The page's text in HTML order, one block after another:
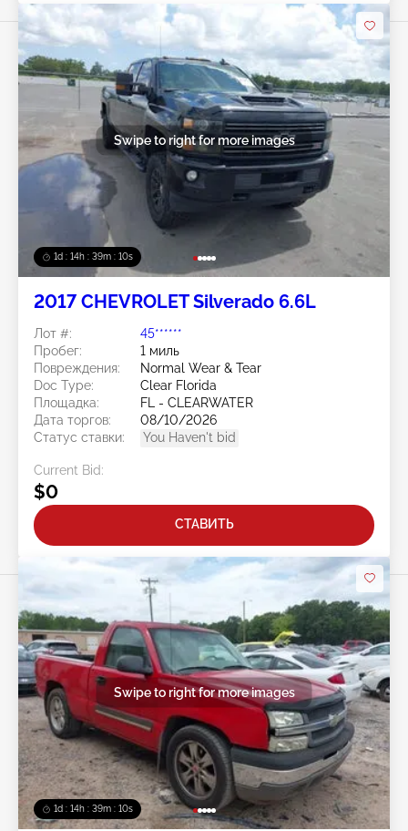
1d : 14h : 39m : 07s
Swipe to right for more images
2017 CHEVROLET Silverado 6.6L
Лот #:
45******
Пробег:
1 миль
Повреждения:
Normal Wear & Tear
Doc Type:
Clear Florida
Площадка:
FL - CLEARWATER
Дата торгов:
08/10/2026
Статус ставки:
You Haven't bid
Current Bid:
$0
СТАВИТЬ
1d : 14h : 39m : 07s
Swipe to right for more images